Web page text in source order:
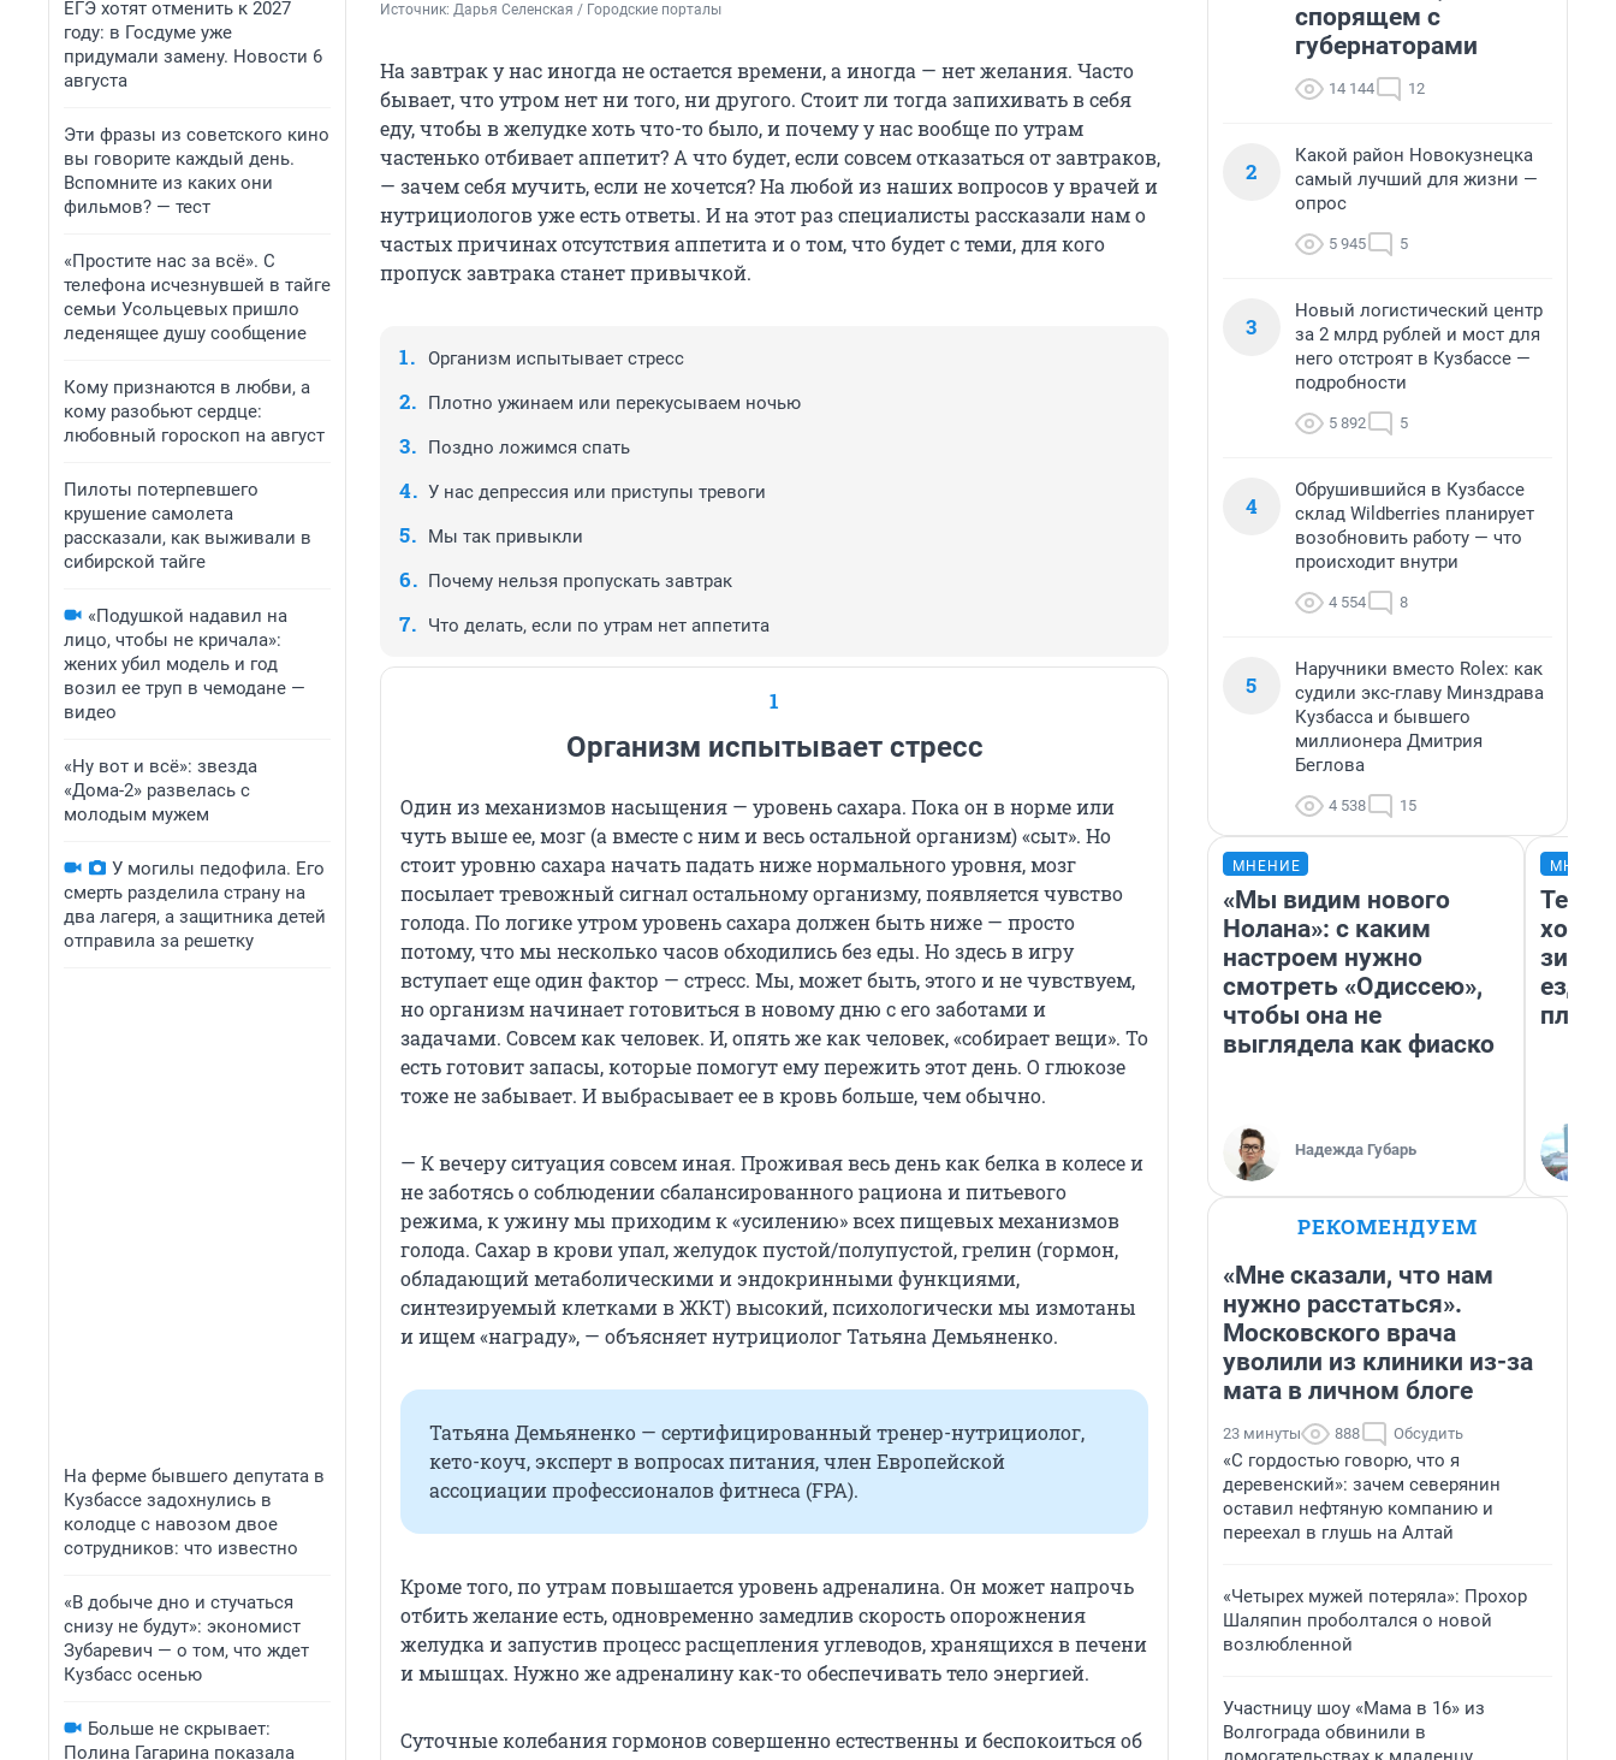
ЕГЭ хотят отменить к 2027
году: в Госдуме уже
придумали замену. Новости 6
августа
Эти фразы из советского кино
вы говорите каждый день.
Вспомните из каких они
фильмов? — тест
«Простите нас за всё». С
телефона исчезнувшей в тайге
семьи Усольцевых пришло
леденящее душу сообщение
Кому признаются в любви, а
кому разобьют сердце:
любовный гороскоп на август
Пилоты потерпевшего
крушение самолета
рассказали, как выживали в
сибирской тайге
«Подушкой надавил на
лицо, чтобы не кричала»:
жених убил модель и год
возил ее труп в чемодане —
видео
«Ну вот и всё»: звезда
«Дома-2» развелась с
молодым мужем
У могилы педофила. Его
смерть разделила страну на
два лагеря, а защитника детей
отправила за решетку
На ферме бывшего депутата в
Кузбассе задохнулись в
колодце с навозом двое
сотрудников: что известно
«В добыче дно и стучаться
снизу не будут»: экономист
Зубаревич — о том, что ждет
Кузбасс осенью
Больше не скрывает:
Полина Гагарина показала
Источник: Дарья Селенская / Городские порталы
На завтрак у нас иногда не остается времени, а иногда — нет желания. Часто
бывает, что утром нет ни того, ни другого. Стоит ли тогда запихивать в себя
еду, чтобы в желудке хоть что-то было, и почему у нас вообще по утрам
частенько отбивает аппетит? А что будет, если совсем отказаться от завтраков,
— зачем себя мучить, если не хочется? На любой из наших вопросов у врачей и
нутрициологов уже есть ответы. И на этот раз специалисты рассказали нам о
частых причинах отсутствия аппетита и о том, что будет с теми, для кого
пропуск завтрака станет привычкой.
Организм испытывает стресс
Плотно ужинаем или перекусываем ночью
Поздно ложимся спать
У нас депрессия или приступы тревоги
Мы так привыкли
Почему нельзя пропускать завтрак
Что делать, если по утрам нет аппетита
1
Организм испытывает стресс
Один из механизмов насыщения — уровень сахара. Пока он в норме или
чуть выше ее, мозг (а вместе с ним и весь остальной организм) «сыт». Но
стоит уровню сахара начать падать ниже нормального уровня, мозг
посылает тревожный сигнал остальному организму, появляется чувство
голода. По логике утром уровень сахара должен быть ниже — просто
потому, что мы несколько часов обходились без еды. Но здесь в игру
вступает еще один фактор — стресс. Мы, может быть, этого и не чувствуем,
но организм начинает готовиться в новому дню с его заботами и
задачами. Совсем как человек. И, опять же как человек, «собирает вещи». То
есть готовит запасы, которые помогут ему пережить этот день. О глюкозе
тоже не забывает. И выбрасывает ее в кровь больше, чем обычно.
— К вечеру ситуация совсем иная. Проживая весь день как белка в колесе и
не заботясь о соблюдении сбалансированного рациона и питьевого
режима, к ужину мы приходим к «усилению» всех пищевых механизмов
голода. Сахар в крови упал, желудок пустой/полупустой, грелин (гормон,
обладающий метаболическими и эндокринными функциями,
синтезируемый клетками в ЖКТ) высокий, психологически мы измотаны
и ищем «награду», — объясняет нутрициолог Татьяна Демьяненко.
Татьяна Демьяненко — сертифицированный тренер-нутрициолог,
кето-коуч, эксперт в вопросах питания, член Европейской
ассоциации профессионалов фитнеса (FPA).
Кроме того, по утрам повышается уровень адреналина. Он может напрочь
отбить желание есть, одновременно замедлив скорость опорожнения
желудка и запустив процесс расщепления углеводов, хранящихся в печени
и мышцах. Нужно же адреналину как-то обеспечивать тело энергией.
Суточные колебания гормонов совершенно естественны и беспокоиться об
спорящем с
губернаторами
14 144 12
2
Какой район Новокузнецка
самый лучший для жизни —
опрос
5 945 5
3
Новый логистический центр
за 2 млрд рублей и мост для
него отстроят в Кузбассе —
подробности
5 892 5
4
Обрушившийся в Кузбассе
склад Wildberries планирует
возобновить работу — что
происходит внутри
4 554 8
5
Наручники вместо Rolex: как
судили экс-главу Минздрава
Кузбасса и бывшего
миллионера Дмитрия
Беглова
4 538 15
МНЕНИЕ
«Мы видим нового
Нолана»: с каким
настроем нужно
смотреть «Одиссею»,
чтобы она не
выглядела как фиаско
Надежда Губарь
ездит
РЕКОМЕНДУЕМ
«Мне сказали, что нам
нужно расстаться».
Московского врача
уволили из клиники из-за
мата в личном блоге
23 минуты 888 Обсудить
«С гордостью говорю, что я
деревенский»: зачем северянин
оставил нефтяную компанию и
переехал в глушь на Алтай
«Четырех мужей потеряла»: Прохор
Шаляпин проболтался о новой
возлюбленной
Участницу шоу «Мама в 16» из
Волгограда обвинили в